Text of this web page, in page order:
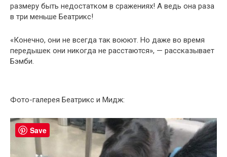
размеру быть недостатком в сражениях! А ведь она раза
в три меньше Беатрикс!
«Конечно, они не всегда так воюют. Но даже во время
передышек они никогда не расстаются», — рассказывает
Бэмби.
Фото-галерея Беатрикс и Мидж:
Save